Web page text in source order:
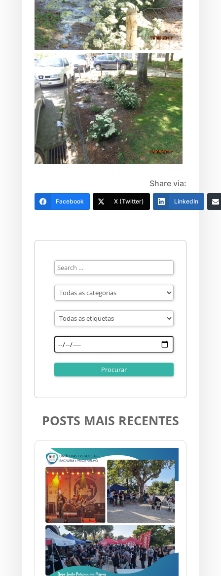
Share via:
Facebook X (Twitter) LinkedIn
POSTS MAIS RECENTES